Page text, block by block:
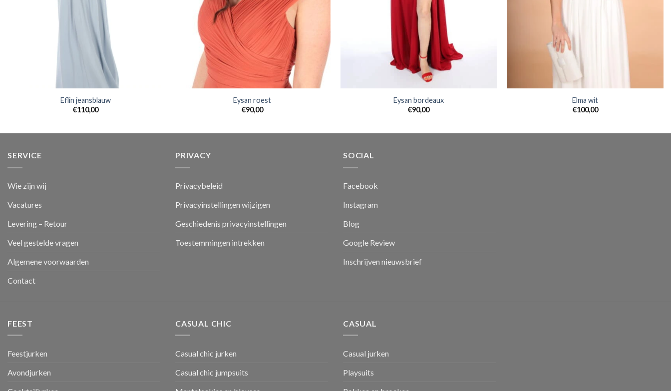
Eflin jeansblauw
€110,00
Eysan roest
€90,00
Eysan bordeaux
€90,00
Elma wit
€100,00
SERVICE
Wie zijn wij
Vacatures
Levering – Retour
Veel gestelde vragen
Algemene voorwaarden
Contact
PRIVACY
Privacybeleid
Privacyinstellingen wijzigen
Geschiedenis privacyinstellingen
Toestemmingen intrekken
SOCIAL
Facebook
Instagram
Blog
Google Review
Inschrijven nieuwsbrief
FEEST
Feestjurken
Avondjurken
CASUAL CHIC
Casual chic jurken
Casual chic jumpsuits
CASUAL
Casual jurken
Playsuits